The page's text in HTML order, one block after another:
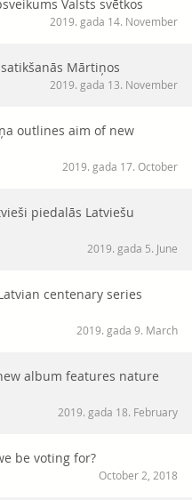
Valsts svētkos
2019. gada 14. November
Mārtiņos
2019. gada 13. November
outlines aim of new
2019. gada 17. October
piedalās Latviešu
2019. gada 5. June
centenary series
2019. gada 9. March
album features nature
2019. gada 18. February
be voting for?
October 2, 2018